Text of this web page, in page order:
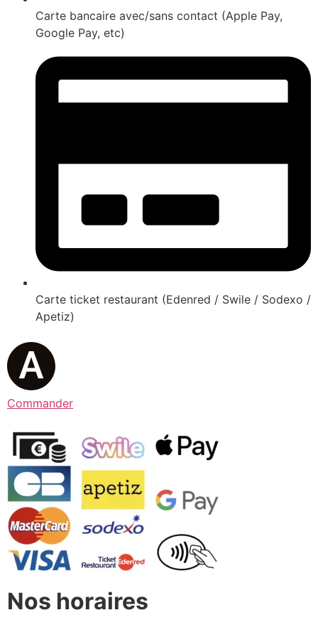
Carte bancaire avec/sans contact (Apple Pay,
Google Pay, etc)
Carte ticket restaurant (Edenred / Swile / Sodexo /
Apetiz)
Commander
Nos horaires